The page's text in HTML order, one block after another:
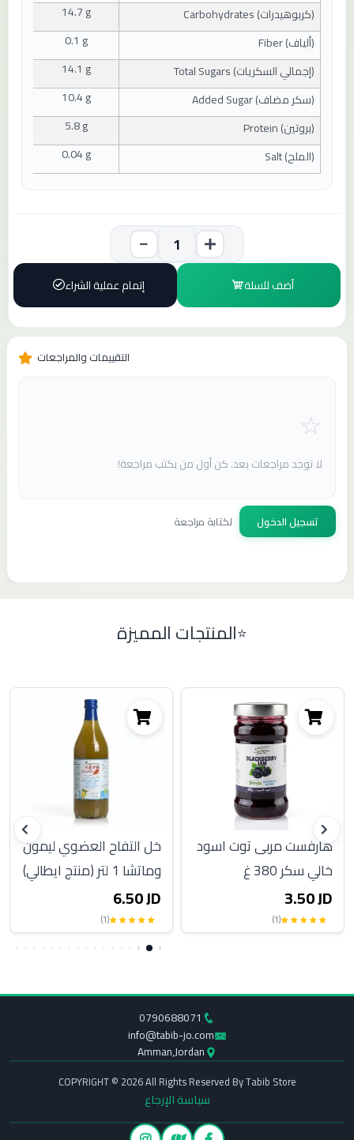
(كربوهيدرات) Carbohydrates
14.7 g
(ألياف) Fiber
0.1 g
(إجمالي السكريات) Total Sugars
14.1 g
(سكر مضاف) Added Sugar
10.4 g
(بروتين) Protein
5.8 g
(الملح) Salt
0.04 g
أضف للسلة إتمام عملية الشراء
التقييمات والمراجعات
لا توجد مراجعات بعد. كن أول من يكتب مراجعة!
تسجيل الدخول لكتابة مراجعة
المنتجات المميزة
هارفست مربى توت اسود
خالي سكر 380 غ
3.50 JD
(1)
خل التفاح العضوي ليمون
وماتشا 1 لتر (منتج ايطالي)
6.50 JD
(1)
0790688071
info@tabib-jo.com
Amman,Jordan
COPYRIGHT © 2026 All Rights Reserved By Tabib Store
سياسة الإرجاع